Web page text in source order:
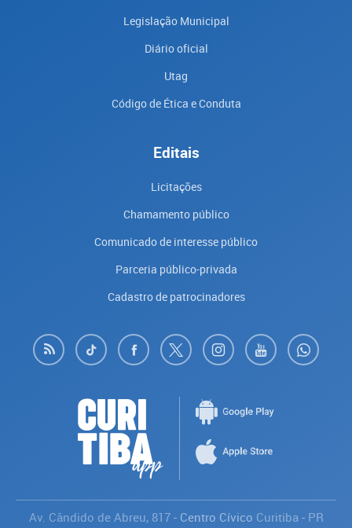
Legislação Municipal
Diário oficial
Utag
Código de Ética e Conduta
Editais
Licitações
Chamamento público
Comunicado de interesse público
Parceria público-privada
Cadastro de patrocinadores
Av. Cândido de Abreu, 817- Centro Cívico Curitiba- PR